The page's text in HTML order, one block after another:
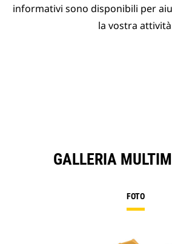
informativi sono disponibili per
la vostra
GALLERIA
FOTO